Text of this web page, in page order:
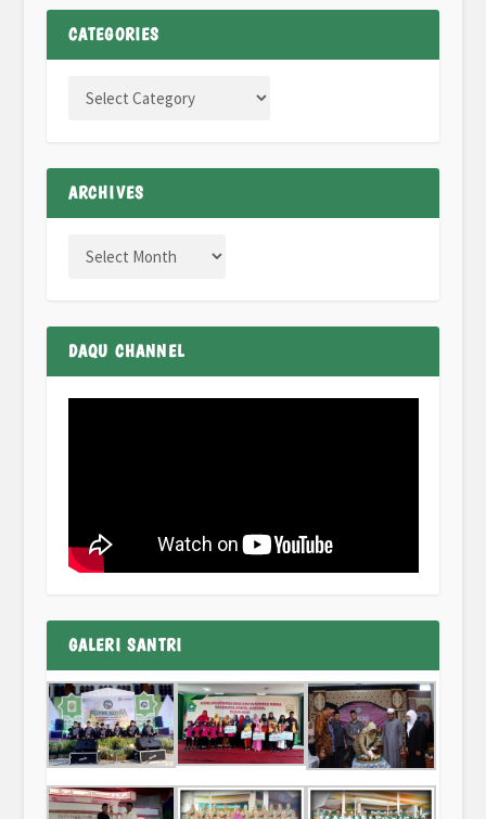
CATEGORIES
ARCHIVES
DAQU CHANNEL
GALERI SANTRI